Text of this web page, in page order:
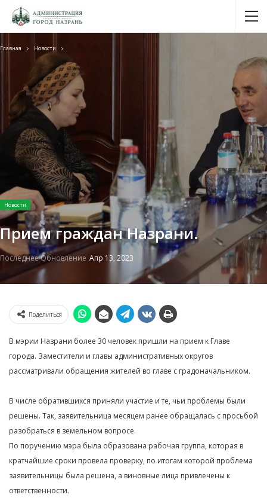
Главная Новости
Новости
Прием граждан Назрани.
Последнее Обновление Апр 13, 2023
Поделиться
В мэрии Назрани более 30 человек пришли на прием к Главе
города. Заместители и главы административных округов
рассматривали обращения жителей во главе с градоначальником.
В числе обратившихся приняли участие и те, чьи проблемы были
решены. Так, заявительница месяцем ранее обращалась с просьбой
разобраться в земельном вопросе.
По поручению мэра была образована рабочая группа, которая в
кратчайшие сроки провела проверку, по итогам которой проблема
заявительницы была решена, а виновные лица привлечены к
ответственности.